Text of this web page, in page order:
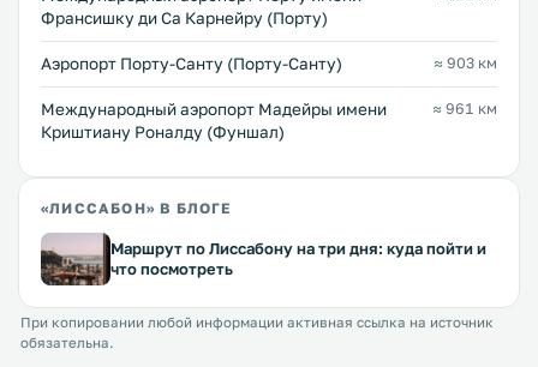
Франсишку ди Са Карнейру (Порту)
Аэропорт Порту-Санту (Порту-Санту) ≈ 903 км
Международный аэропорт Мадейры имени
Криштиану Роналду (Фуншал)
≈ 961 км
«ЛИССАБОН» В БЛОГЕ
Маршрут по Лиссабону на три дня: куда пойти и
что посмотреть
При копировании любой информации активная ссылка на источник
обязательна.